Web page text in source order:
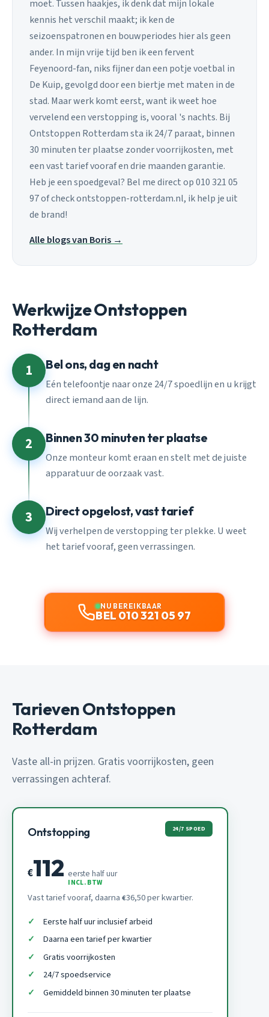
moet. Tussen haakjes, ik denk dat mijn lokale
kennis het verschil maakt; ik ken de
seizoenspatronen en bouwperiodes hier als geen
ander. In mijn vrije tijd ben ik een fervent
Feyenoord-fan, niks fijner dan een potje voetbal in
De Kuip, gevolgd door een biertje met maten in de
stad. Maar werk komt eerst, want ik weet hoe
vervelend een verstopping is, vooral 's nachts. Bij
Ontstoppen Rotterdam sta ik 24/7 paraat, binnen
30 minuten ter plaatse zonder voorrijkosten, met
een vast tarief vooraf en drie maanden garantie.
Heb je een spoedgeval? Bel me direct op 010 321 05
97 of check ontstoppen-rotterdam.nl, ik help je uit
de brand!
Alle blogs van Boris →
Werkwijze Ontstoppen
Rotterdam
1 Bel ons, dag en nacht
Eén telefoontje naar onze 24/7 spoedlijn en u krijgt
direct iemand aan de lijn.
2 Binnen 30 minuten ter plaatse
Onze monteur komt eraan en stelt met de juiste
apparatuur de oorzaak vast.
3 Direct opgelost, vast tarief
Wij verhelpen de verstopping ter plekke. U weet
het tarief vooraf, geen verrassingen.
NU BEREIKBAAR
BEL 010 321 05 97
Tarieven Ontstoppen
Rotterdam
Vaste all-in prijzen. Gratis voorrijkosten, geen
verrassingen achteraf.
Ontstopping 24/7 SPOED
€112 eerste half uur
INCL. BTW
Vast tarief vooraf, daarna €36,50 per kwartier.
Eerste half uur inclusief arbeid
Daarna een tarief per kwartier
Gratis voorrijkosten
24/7 spoedservice
Gemiddeld binnen 30 minuten ter plaatse